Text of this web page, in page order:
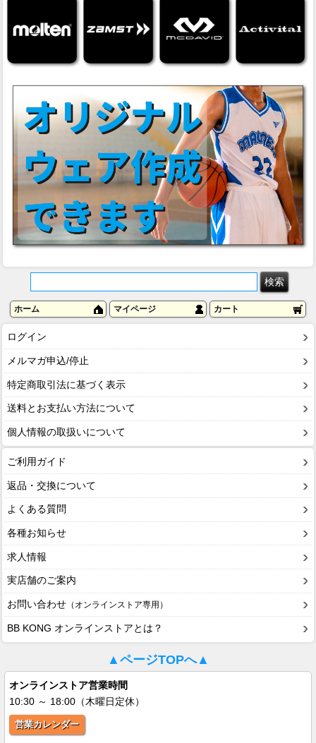
ホーム マイページ カート
ログイン
メルマガ申込/停止
特定商取引法に基づく表示
送料とお支払い方法について
個人情報の取扱いについて
ご利用ガイド
返品・交換について
よくある質問
各種お知らせ
求人情報
実店舗のご案内
お問い合わせ （オンラインストア専用）
BB KONG オンラインストアとは？
▲ページTOPへ▲
オンラインストア営業時間
10:30 ～ 18:00（木曜日定休）
営業カレンダー